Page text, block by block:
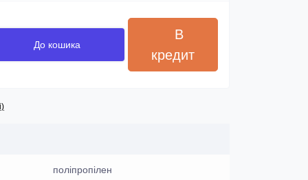
До кошика
кредит
поліпропілен